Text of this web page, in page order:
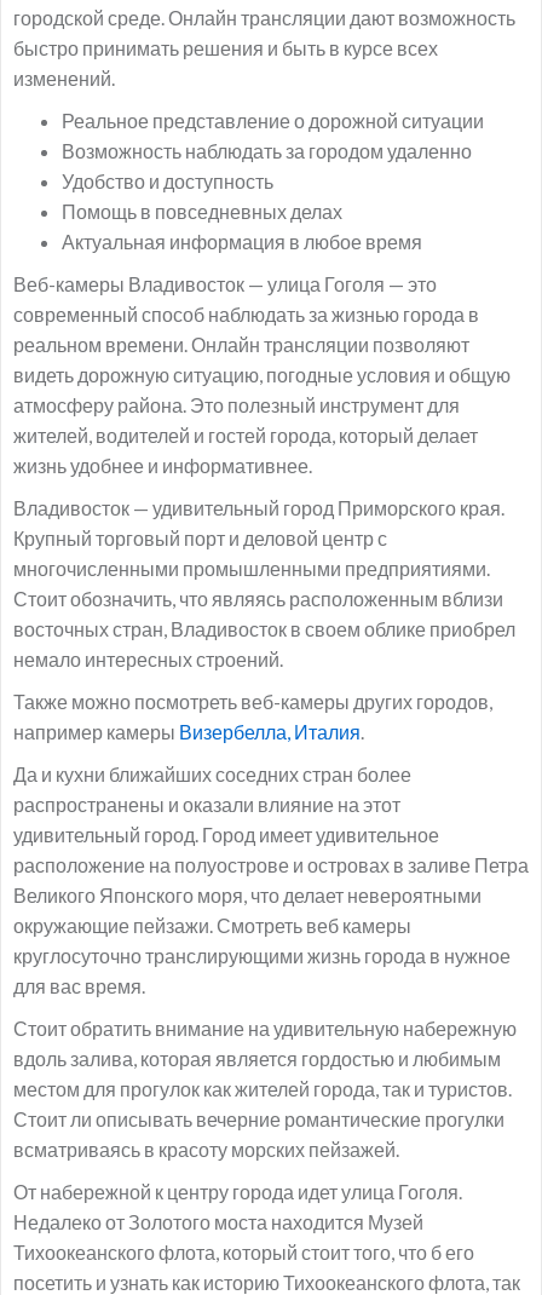
городской среде. Онлайн трансляции дают возможность
быстро принимать решения и быть в курсе всех
изменений.
Реальное представление о дорожной ситуации
Возможность наблюдать за городом удаленно
Удобство и доступность
Помощь в повседневных делах
Актуальная информация в любое время
Веб-камеры Владивосток — улица Гоголя — это
современный способ наблюдать за жизнью города в
реальном времени. Онлайн трансляции позволяют
видеть дорожную ситуацию, погодные условия и общую
атмосферу района. Это полезный инструмент для
жителей, водителей и гостей города, который делает
жизнь удобнее и информативнее.
Владивосток — удивительный город Приморского края.
Крупный торговый порт и деловой центр с
многочисленными промышленными предприятиями.
Стоит обозначить, что являясь расположенным вблизи
восточных стран, Владивосток в своем облике приобрел
немало интересных строений.
Также можно посмотреть веб-камеры других городов,
например камеры Визербелла, Италия.
Да и кухни ближайших соседних стран более
распространены и оказали влияние на этот
удивительный город. Город имеет удивительное
расположение на полуострове и островах в заливе Петра
Великого Японского моря, что делает невероятными
окружающие пейзажи. Смотреть веб камеры
круглосуточно транслирующими жизнь города в нужное
для вас время.
Стоит обратить внимание на удивительную набережную
вдоль залива, которая является гордостью и любимым
местом для прогулок как жителей города, так и туристов.
Стоит ли описывать вечерние романтические прогулки
всматриваясь в красоту морских пейзажей.
От набережной к центру города идет улица Гоголя.
Недалеко от Золотого моста находится Музей
Тихоокеанского флота, который стоит того, что б его
посетить и узнать как историю Тихоокеанского флота, так